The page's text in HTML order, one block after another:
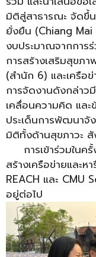
มิติสู่สาธารณะ จัดขึ้
ยั่งยืน (Chiang
งบประมาณจากกา
การสร้างเสริมสุขภ
(สำนัก 6) และเครือ
การจัดงานดังกล่าว
เคลื่อนความคิด และ
ประเด็นการพัฒนาจัง
มิติทั้งด้านสุขภาวะ
การเข้าร่วมในครั้
สร้างเครือข่ายและห
REACH และ CMU
อยู่ต่อไป